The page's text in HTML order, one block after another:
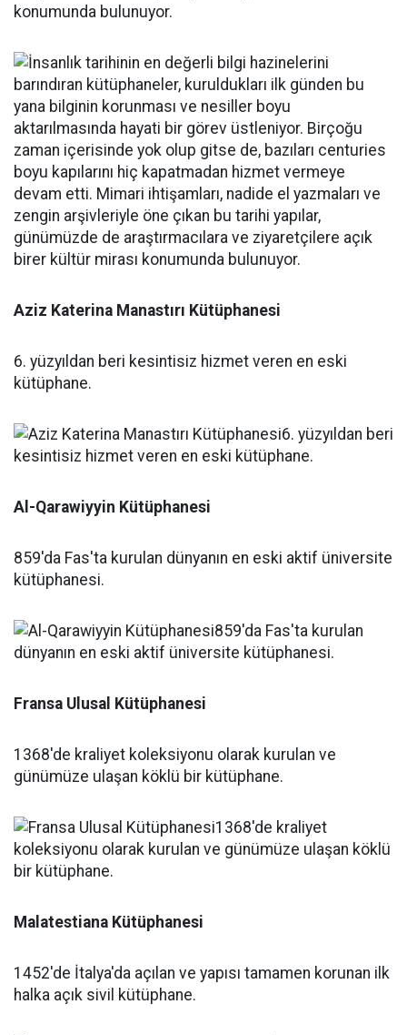
konumunda bulunuyor.
Aziz Katerina Manastırı Kütüphanesi
6. yüzyıldan beri kesintisiz hizmet veren en eski
kütüphane.
Al-Qarawiyyin Kütüphanesi
859'da Fas'ta kurulan dünyanın en eski aktif üniversite
kütüphanesi.
Fransa Ulusal Kütüphanesi
1368'de kraliyet koleksiyonu olarak kurulan ve
günümüze ulaşan köklü bir kütüphane.
Malatestiana Kütüphanesi
1452'de İtalya'da açılan ve yapısı tamamen korunan ilk
halka açık sivil kütüphane.